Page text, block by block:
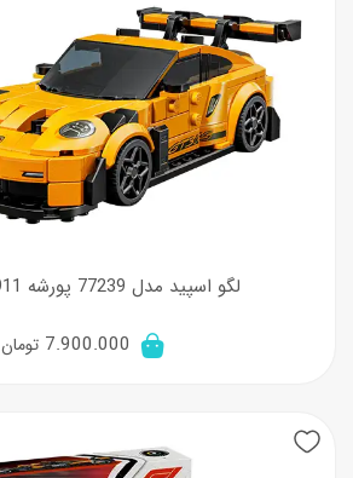
لگو اسپید مدل 77239 پورشه 911 GT3 RS
7.900.000 تومان